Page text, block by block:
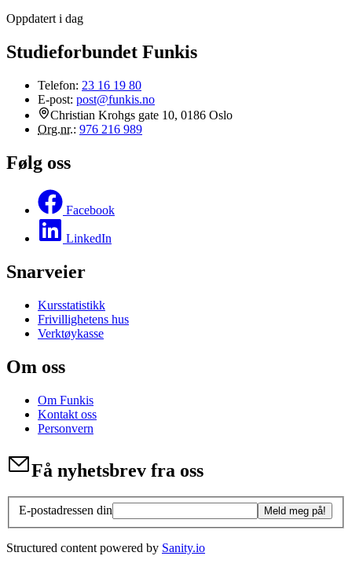
Oppdatert i dag
Studieforbundet Funkis
Telefon: 23 16 19 80
E-post: post@funkis.no
Christian Krohgs gate 10, 0186 Oslo
Org.nr.: 976 216 989
Følg oss
Facebook
LinkedIn
Snarveier
Kursstatistikk
Frivillighetens hus
Verktøykasse
Om oss
Om Funkis
Kontakt oss
Personvern
Få nyhetsbrev fra oss
E-postadressen din Meld meg på!
Structured content powered by Sanity.io